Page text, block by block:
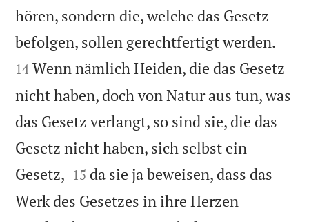
hören, sondern die, welche das Gesetz
befolgen, sollen gerechtfertigt werden.
14 Wenn nämlich Heiden, die das Gesetz
nicht haben, doch von Natur aus tun, was
das Gesetz verlangt, so sind sie, die das
Gesetz nicht haben, sich selbst ein
Gesetz, 

15 da sie ja beweisen, dass das
Werk des Gesetzes in ihre Herzen